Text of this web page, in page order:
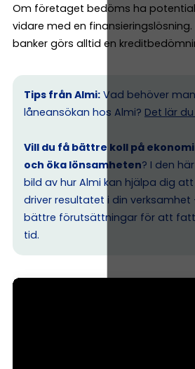
Om företaget bedöms ha
vidare med en finansieringslösning.
banker görs alltid en
Tips från Almi: Vad behöver
låneansökan hos Almi? Det lär
Vill du få bättre koll på
och öka lönsamheten? I den
bild av hur Almi kan hjälpa dig
driver resultatet i din verksamhet
bättre förutsättningar för att
tid.